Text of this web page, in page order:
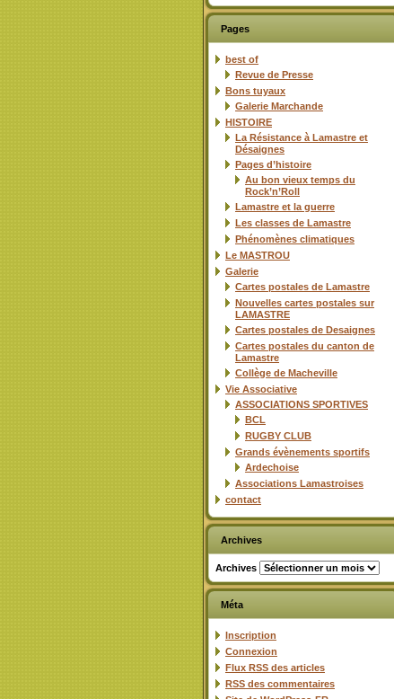
Pages
best of
Revue de Presse
Bons tuyaux
Galerie Marchande
HISTOIRE
La Résistance à Lamastre et
Désaignes
Pages d’histoire
Au bon vieux temps du
Rock’n’Roll
Lamastre et la guerre
Les classes de Lamastre
Phénomènes climatiques
Le MASTROU
Galerie
Cartes postales de Lamastre
Nouvelles cartes postales sur
LAMASTRE
Cartes postales de Desaignes
Cartes postales du canton de
Lamastre
Collège de Macheville
Vie Associative
ASSOCIATIONS SPORTIVES
BCL
RUGBY CLUB
Grands évènements sportifs
Ardechoise
Associations Lamastroises
contact
Archives
Archives
Méta
Inscription
Connexion
Flux RSS des articles
RSS des commentaires